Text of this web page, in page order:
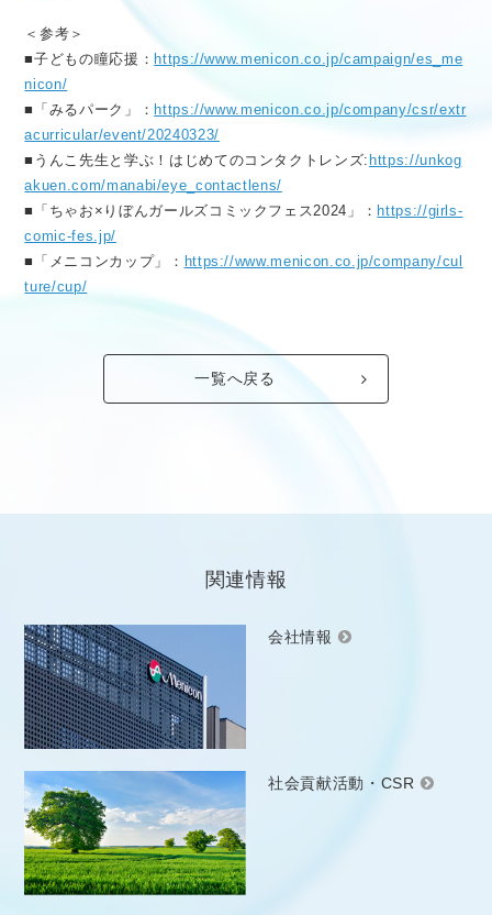
＜参考＞
■子どもの瞳応援： https://www.menicon.co.jp/campaign/es_me
nicon/
■「みるパーク」： https://www.menicon.co.jp/company/csr/extr
acurricular/event/20240323/
■うんこ先生と学ぶ！はじめてのコンタクトレンズ: https://unkog
akuen.com/manabi/eye_contactlens/
■「ちゃお×りぼんガールズコミックフェス2024」： https://girls-
comic-fes.jp/
■「メニコンカップ」： https://www.menicon.co.jp/company/cul
ture/cup/
一覧へ戻る
関連情報
会社情報
社会貢献活動・CSR